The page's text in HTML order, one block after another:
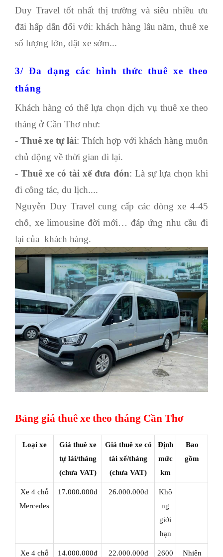
Duy Travel tốt nhất thị trường và siêu nhiều ưu
đãi hấp dẫn đối với: khách hàng lâu năm, thuê xe
số lượng lớn, đặt xe sớm...
3/ Đa dạng các hình thức thuê xe theo
tháng
Khách hàng có thể lựa chọn dịch vụ thuê xe theo
tháng ở Cần Thơ như:
- Thuê xe tự lái: Thích hợp với khách hàng muốn
chủ động về thời gian đi lại.
- Thuê xe có tài xế đưa đón: Là sự lựa chọn khi
đi công tác, du lịch....
Nguyễn Duy Travel cung cấp các dòng xe 4-45
chỗ, xe limousine đời mới… đáp ứng nhu cầu đi
lại của khách hàng.
Bảng giá thuê xe theo tháng Cần Thơ
Loại xe
Giá thuê xe
tự lái/tháng
(chưa VAT)
Giá thuê xe có
tài xế/tháng
(chưa VAT)
Định
mức
km
Bao
gồm
Xe 4 chỗ
Mercedes
17.000.000đ 26.000.000đ
Khô
ng
giới
hạn
Xe 4 chỗ
14.000.000đ 22.000.000đ
2600
Nhiên